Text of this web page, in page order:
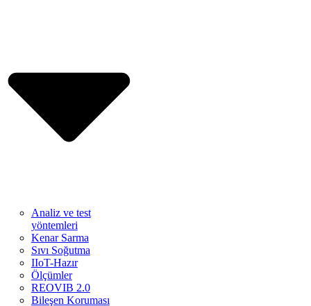
Analiz ve test
yöntemleri
Kenar Sarma
Sıvı Soğutma
IIoT-Hazır
Ölçümler
REOVIB 2.0
Bileşen Koruması